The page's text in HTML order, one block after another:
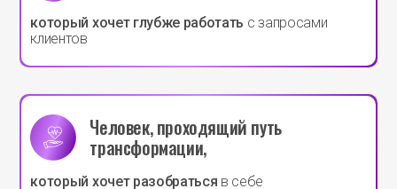
который хочет глубже работать с запросами
клиентов
Человек, проходящий путь
трансформации,
который хочет разобраться в себе